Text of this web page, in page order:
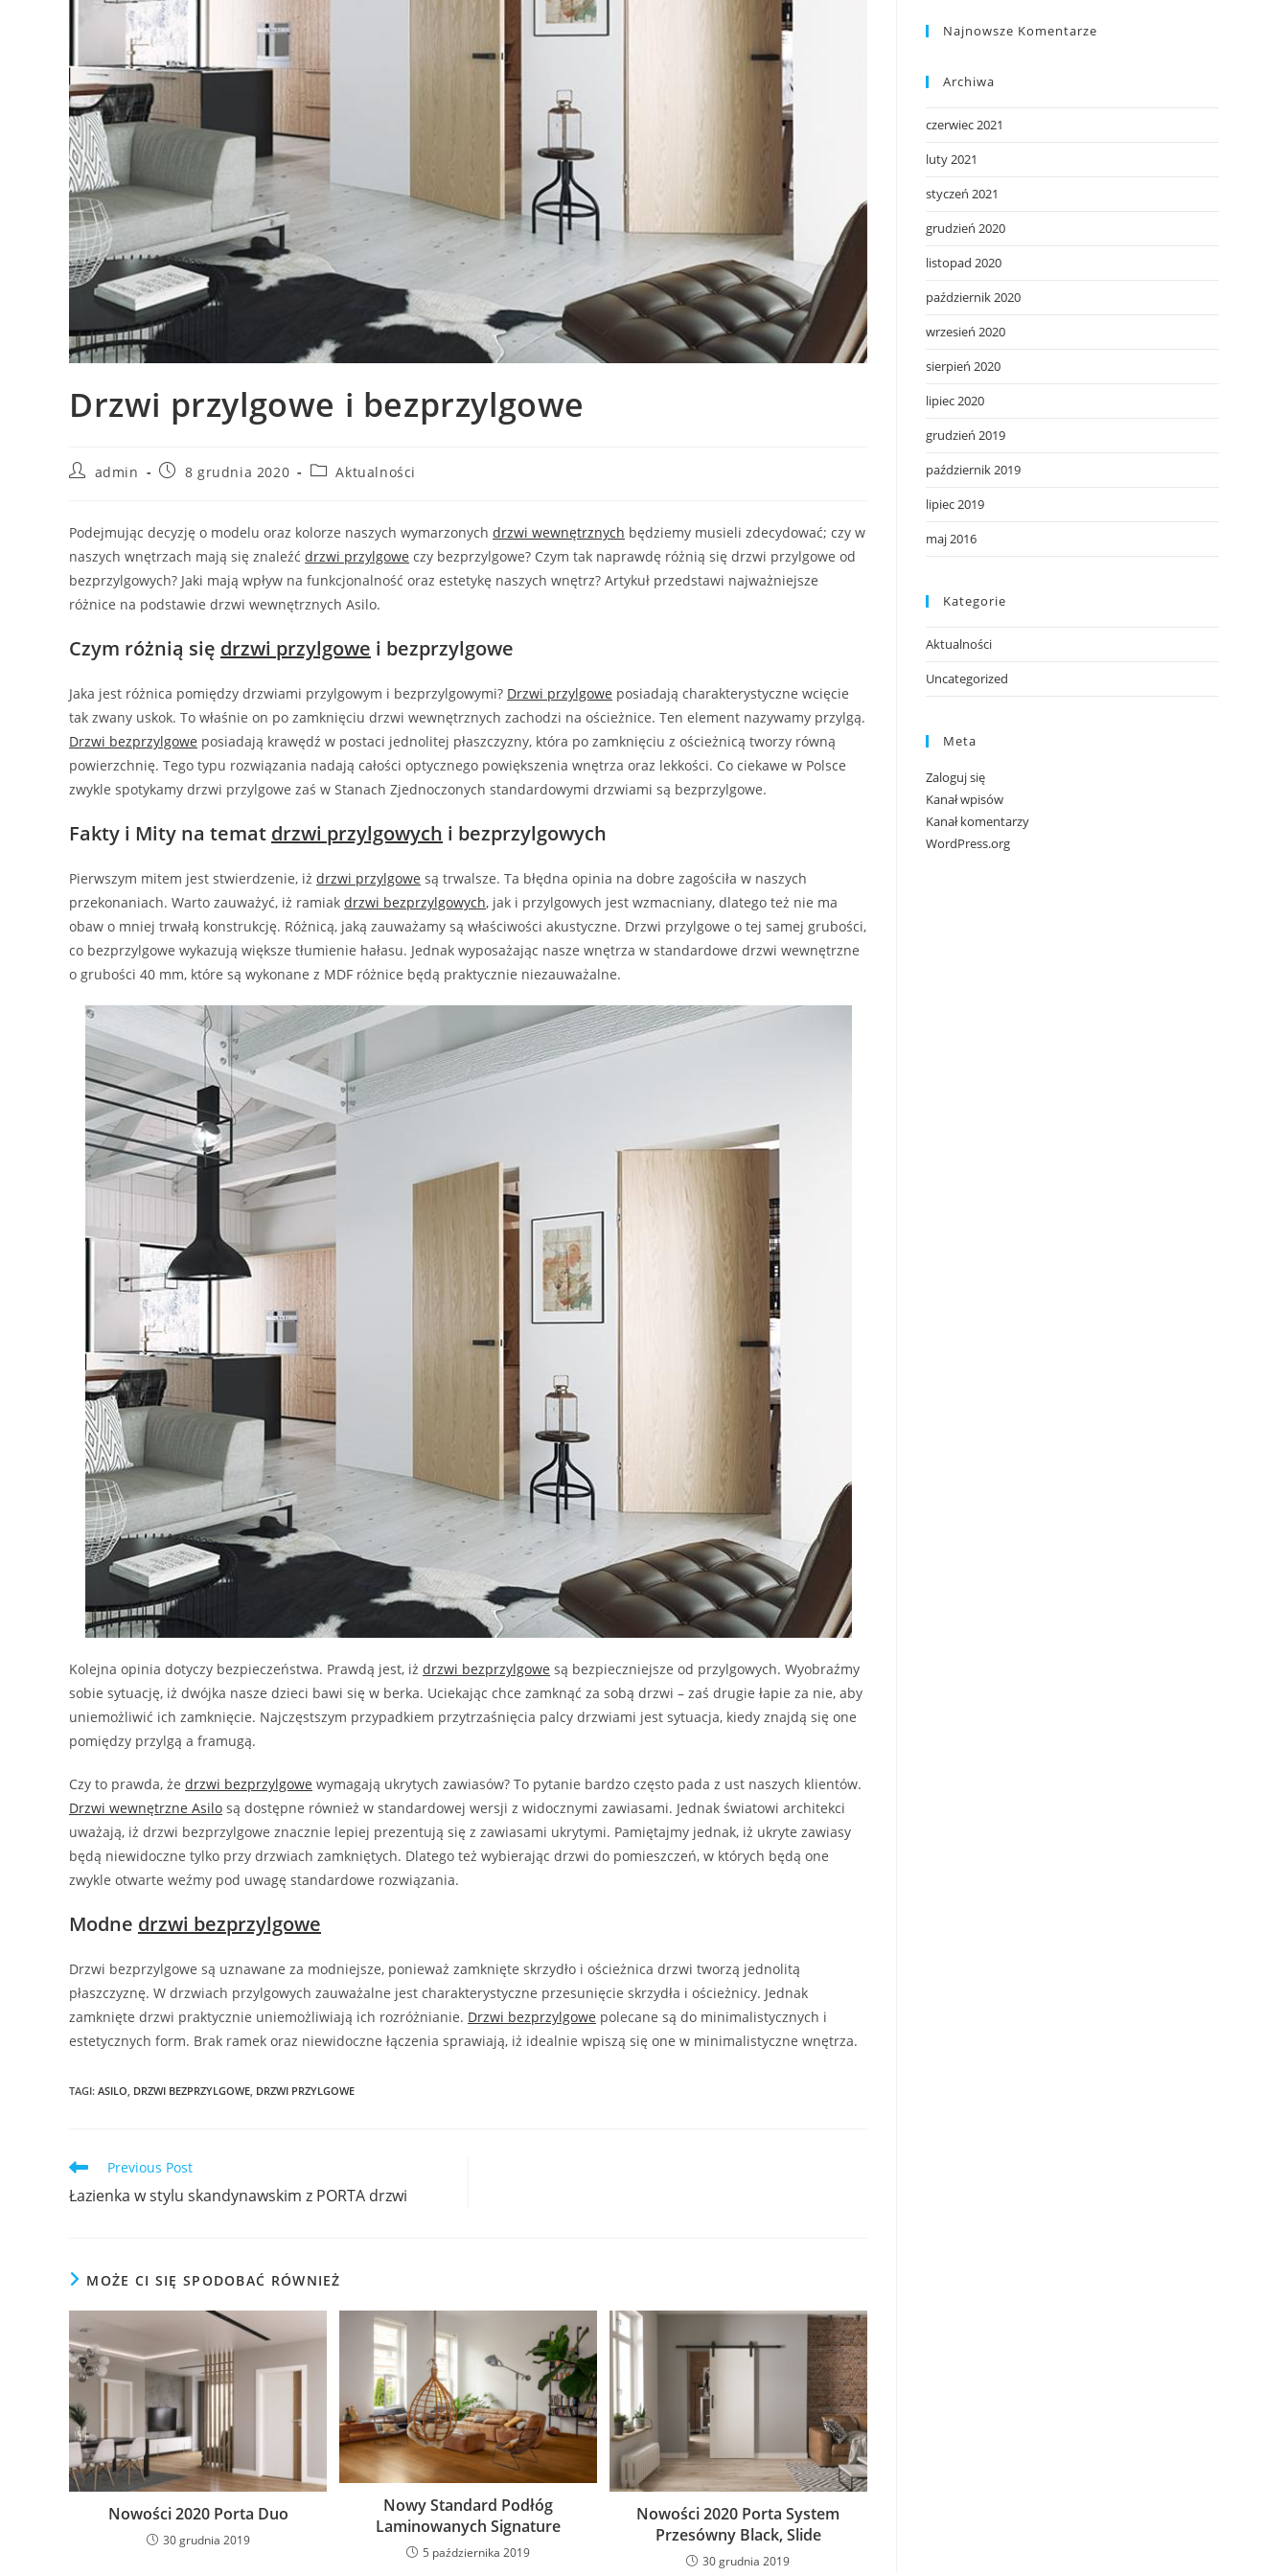
Drzwi przylgowe i bezprzylgowe
Postadmin
Post8 grudnia 2020
PostAktualności
Podejmując decyzję o modelu oraz kolorze naszych wymarzonych drzwi wewnętrznych będziemy musieli zdecydować; czy w
naszych wnętrzach mają się znaleźć drzwi przylgowe czy bezprzylgowe? Czym tak naprawdę różnią się drzwi przylgowe od
bezprzylgowych? Jaki mają wpływ na funkcjonalność oraz estetykę naszych wnętrz? Artykuł przedstawi najważniejsze
różnice na podstawie drzwi wewnętrznych Asilo.
Czym różnią się drzwi przylgowe i bezprzylgowe
Jaka jest różnica pomiędzy drzwiami przylgowym i bezprzylgowymi? Drzwi przylgowe posiadają charakterystyczne wcięcie
tak zwany uskok. To właśnie on po zamknięciu drzwi wewnętrznych zachodzi na ościeżnice. Ten element nazywamy przylgą.
Drzwi bezprzylgowe posiadają krawędź w postaci jednolitej płaszczyzny, która po zamknięciu z ościeżnicą tworzy równą
powierzchnię. Tego typu rozwiązania nadają całości optycznego powiększenia wnętrza oraz lekkości. Co ciekawe w Polsce
zwykle spotykamy drzwi przylgowe zaś w Stanach Zjednoczonych standardowymi drzwiami są bezprzylgowe.
Fakty i Mity na temat drzwi przylgowych i bezprzylgowych
Pierwszym mitem jest stwierdzenie, iż drzwi przylgowe są trwalsze. Ta błędna opinia na dobre zagościła w naszych
przekonaniach. Warto zauważyć, iż ramiak drzwi bezprzylgowych, jak i przylgowych jest wzmacniany, dlatego też nie ma
obaw o mniej trwałą konstrukcję. Różnicą, jaką zauważamy są właściwości akustyczne. Drzwi przylgowe o tej samej grubości,
co bezprzylgowe wykazują większe tłumienie hałasu. Jednak wyposażając nasze wnętrza w standardowe drzwi wewnętrzne
o grubości 40 mm, które są wykonane z MDF różnice będą praktycznie niezauważalne.
Kolejna opinia dotyczy bezpieczeństwa. Prawdą jest, iż drzwi bezprzylgowe są bezpieczniejsze od przylgowych. Wyobraźmy
sobie sytuację, iż dwójka nasze dzieci bawi się w berka. Uciekając chce zamknąć za sobą drzwi – zaś drugie łapie za nie, aby
uniemożliwić ich zamknięcie. Najczęstszym przypadkiem przytrzaśnięcia palcy drzwiami jest sytuacja, kiedy znajdą się one
pomiędzy przylgą a framugą.
Czy to prawda, że drzwi bezprzylgowe wymagają ukrytych zawiasów? To pytanie bardzo często pada z ust naszych klientów.
Drzwi wewnętrzne Asilo są dostępne również w standardowej wersji z widocznymi zawiasami. Jednak światowi architekci
uważają, iż drzwi bezprzylgowe znacznie lepiej prezentują się z zawiasami ukrytymi. Pamiętajmy jednak, iż ukryte zawiasy
będą niewidoczne tylko przy drzwiach zamkniętych. Dlatego też wybierając drzwi do pomieszczeń, w których będą one
zwykle otwarte weźmy pod uwagę standardowe rozwiązania.
Modne drzwi bezprzylgowe
Drzwi bezprzylgowe są uznawane za modniejsze, ponieważ zamknięte skrzydło i ościeżnica drzwi tworzą jednolitą
płaszczyznę. W drzwiach przylgowych zauważalne jest charakterystyczne przesunięcie skrzydła i ościeżnicy. Jednak
zamknięte drzwi praktycznie uniemożliwiają ich rozróżnianie. Drzwi bezprzylgowe polecane są do minimalistycznych i
estetycznych form. Brak ramek oraz niewidoczne łączenia sprawiają, iż idealnie wpiszą się one w minimalistyczne wnętrza.
TAGI: ASILO, DRZWI BEZPRZYLGOWE, DRZWI PRZYLGOWE
Read
articles
Previous Post
Łazienka w stylu skandynawskim z PORTA drzwi
MOŻE CI SIĘ SPODOBAĆ RÓWNIEŻ
Nowości 2020 Porta Duo
30 grudnia 2019
Nowy Standard Podłóg
Laminowanych Signature
5 października 2019
Nowości 2020 Porta System
Przesówny Black, Slide
30 grudnia 2019
Najnowsze Komentarze
Archiwa
czerwiec 2021
luty 2021
styczeń 2021
grudzień 2020
listopad 2020
październik 2020
wrzesień 2020
sierpień 2020
lipiec 2020
grudzień 2019
październik 2019
lipiec 2019
maj 2016
Kategorie
Aktualności
Uncategorized
Meta
Zaloguj się
Kanał wpisów
Kanał komentarzy
WordPress.org